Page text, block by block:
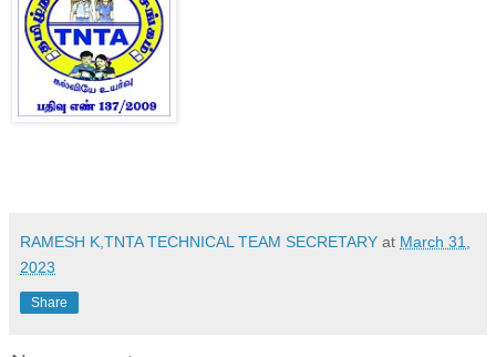
RAMESH K,TNTA TECHNICAL TEAM SECRETARY at March 31,
2023
Share